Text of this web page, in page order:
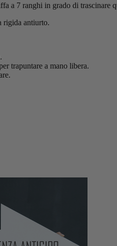
a 7 ranghi in grado di
rigida antiurto.
trapuntare a mano libera.